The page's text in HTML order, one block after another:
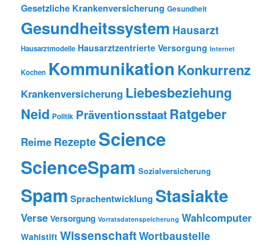
Gesetzliche Krankenversicherung Gesundheit
Gesundheitssystem Hausarzt
Hausarztmodelle Hausarztzentrierte Versorgung Internet
Kochen Kommunikation Konkurrenz
Krankenversicherung Liebesbeziehung
Neid Politik PräventionsstaatRatgeber
Reime Rezepte Science
ScienceSpam Sozialversicherung
Spam Sprachentwicklung Stasiakte
Verse Versorgung Vorratsdatenspeicherung Wahlcomputer
Wahlstift WissenschaftWortbaustelle